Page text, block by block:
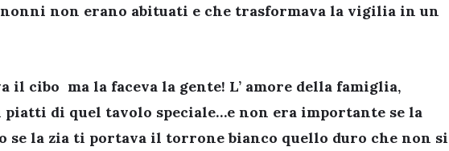
non erano abituati e che trasformava la vigilia in un
il cibo ma la faceva la gente! L’ amore della famiglia,
di quel tavolo speciale…e non era importante se la
se la zia ti portava il torrone bianco quello duro che non si